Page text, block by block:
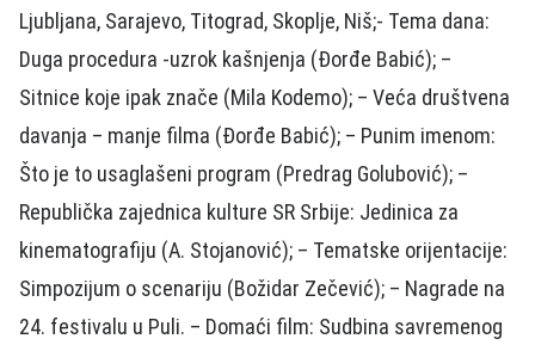
Ljubljana, Sarajevo, Titograd, Skoplje, Niš;- Tema dana:
Duga procedura -uzrok kašnjenja (Đorđe Babić); –
Sitnice koje ipak znače (Mila Kodemo); – Veća društvena
davanja – manje filma (Đorđe Babić); – Punim imenom:
Što je to usaglašeni program (Predrag Golubović); –
Republička zajednica kulture SR Srbije: Jedinica za
kinematografiju (A. Stojanović); – Tematske orijentacije:
Simpozijum o scenariju (Božidar Zečević); – Nagrade na
24. festivalu u Puli. – Domaći film: Sudbina savremenog